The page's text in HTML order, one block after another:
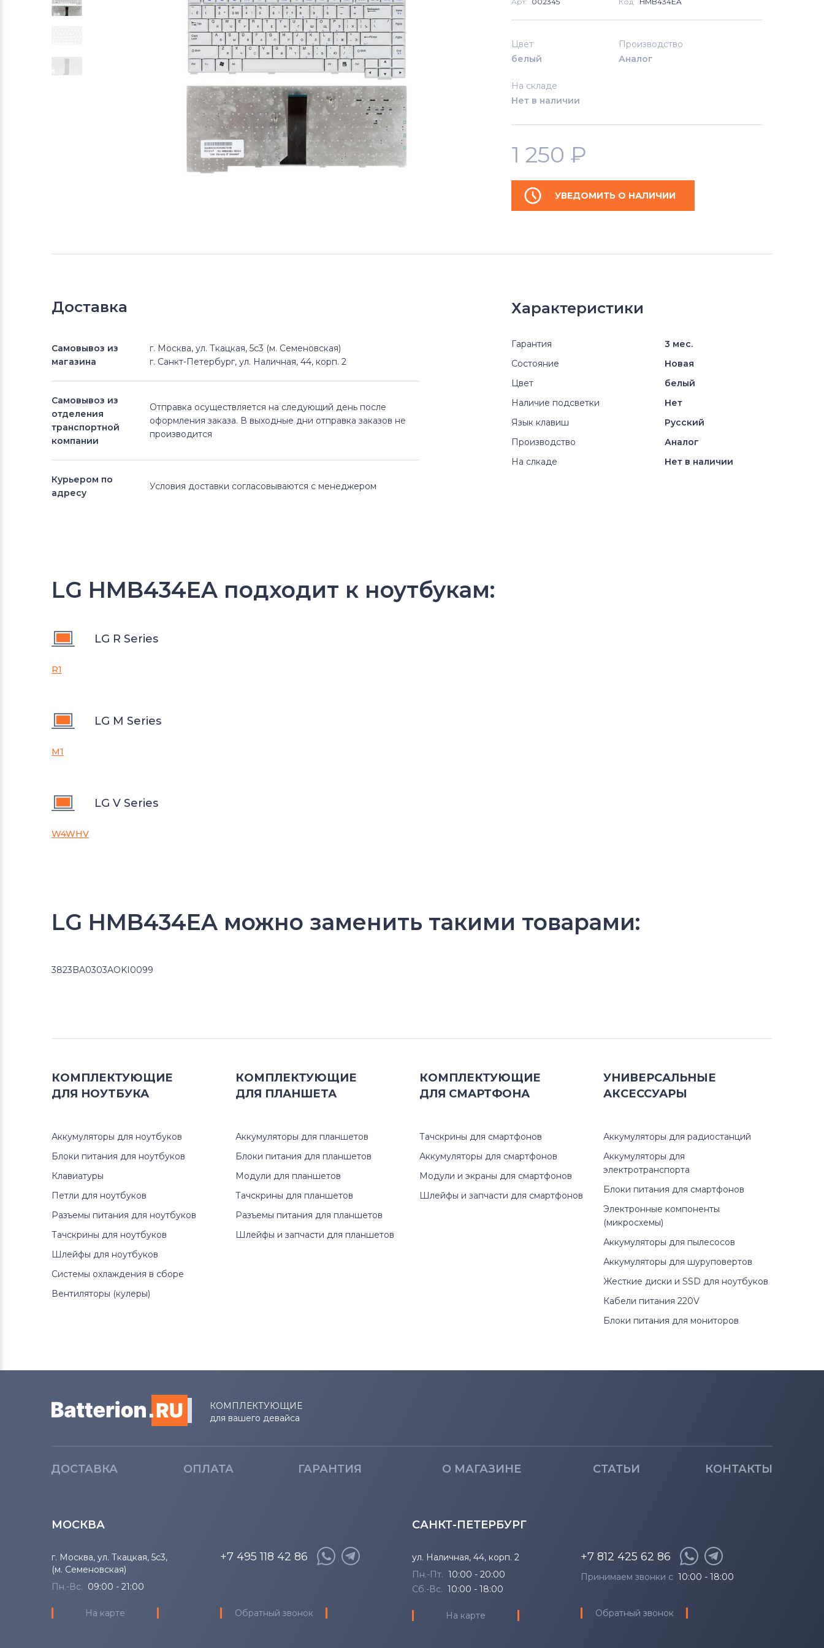
Цвет
белый
Производство
Аналог
На складе
Нет в наличии
1 250 ₽
УВЕДОМИТЬ О НАЛИЧИИ
Доставка
Самовывоз из
магазина
г. Москва, ул. Ткацкая, 5с3 (м. Семеновская)
г. Санкт-Петербург, ул. Наличная, 44, корп. 2
Самовывоз из
отделения
транспортной
компании
Отправка осуществляется на следующий день после
оформления заказа. В выходные дни отправка заказов не
производится
Курьером по
адресу
Условия доставки согласовываются с менеджером
Характеристики
Гарантия
3 мес.
Состояние
Новая
Цвет
белый
Наличие подсветки
Нет
Язык клавиш
Русский
Производство
Аналог
На слкаде
Нет в наличии
LG HMB434EA подходит к ноутбукам:
LG R Series
R1
LG M Series
M1
LG V Series
W4WHV
LG HMB434EA можно заменить такими товарами:
3823BA0303AOKI0099
КОМПЛЕКТУЮЩИЕ
ДЛЯ НОУТБУКА
Аккумуляторы для ноутбуков
Блоки питания для ноутбуков
Клавиатуры
Петли для ноутбуков
Разъемы питания для ноутбуков
Тачскрины для ноутбуков
Шлейфы для ноутбуков
Системы охлаждения в сборе
Вентиляторы (кулеры)
КОМПЛЕКТУЮЩИЕ
ДЛЯ ПЛАНШЕТА
Аккумуляторы для планшетов
Блоки питания для планшетов
Модули для планшетов
Тачскрины для планшетов
Разъемы питания для планшетов
Шлейфы и запчасти для планшетов
КОМПЛЕКТУЮЩИЕ
ДЛЯ СМАРТФОНА
Тачскрины для смартфонов
Аккумуляторы для смартфонов
Модули и экраны для смартфонов
Шлейфы и запчасти для смартфонов
УНИВЕРСАЛЬНЫЕ
АКСЕССУАРЫ
Аккумуляторы для радиостанций
Аккумуляторы для
электротранспорта
Блоки питания для смартфонов
Электронные компоненты
(микросхемы)
Аккумуляторы для пылесосов
Аккумуляторы для шуруповертов
Жесткие диски и SSD для ноутбуков
Кабели питания 220V
Блоки питания для мониторов
КОМПЛЕКТУЮЩИЕ
для вашего девайса
ДОСТАВКА ОПЛАТА ГАРАНТИЯ О МАГАЗИНЕ СТАТЬИ КОНТАКТЫ
МОСКВА
г. Москва, ул. Ткацкая, 5с3,
(м. Семеновская)
Пн.-Вс. 09:00 - 21:00
На карте
+7 495 118 42 86
Обратный звонок
САНКТ-ПЕТЕРБУРГ
ул. Наличная, 44, корп. 2
Пн.-Пт. 10:00 - 20:00
Сб.-Вс. 10:00 - 18:00
На карте
+7 812 425 62 86
Принимаем звонки с 10:00 - 18:00
Обратный звонок